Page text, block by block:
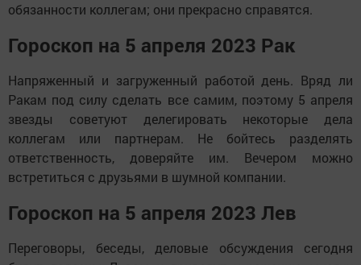
обязанности коллегам; они прекрасно справятся.
Гороскоп на 5 апреля 2023 Рак
Напряженный и загруженный работой день. Вряд ли
Ракам под силу сделать все самим, поэтому 5 апреля
звезды советуют делегировать некоторые дела
коллегам или партнерам. Не бойтесь разделять
ответственность, доверяйте им. Вечером можно
встретиться с друзьями в шумной компании.
Гороскоп на 5 апреля 2023 Лев
Переговоры, беседы, деловые обсуждения сегодня